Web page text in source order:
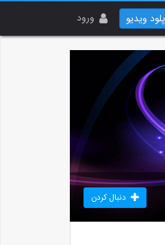
ورود ویدیو
دنبال کردن